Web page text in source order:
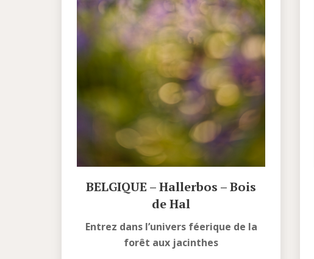
BELGIQUE – Hallerbos – Bois
de Hal
Entrez dans l’univers féerique de la
forêt aux jacinthes